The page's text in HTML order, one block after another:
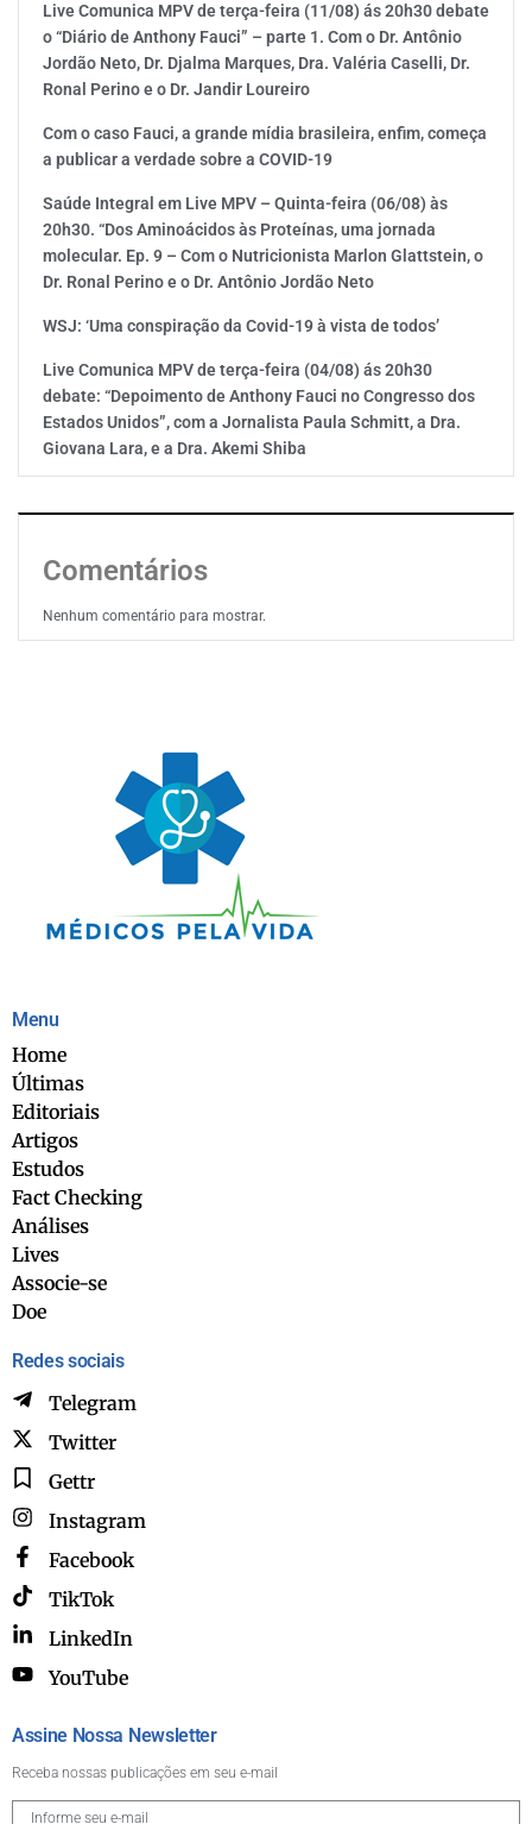
Live Comunica MPV de terça-feira (11/08) ás 20h30 debate
o “Diário de Anthony Fauci” – parte 1. Com o Dr. Antônio
Jordão Neto, Dr. Djalma Marques, Dra. Valéria Caselli, Dr.
Ronal Perino e o Dr. Jandir Loureiro
Com o caso Fauci, a grande mídia brasileira, enfim, começa
a publicar a verdade sobre a COVID-19
Saúde Integral em Live MPV – Quinta-feira (06/08) às
20h30. “Dos Aminoácidos às Proteínas, uma jornada
molecular. Ep. 9 – Com o Nutricionista Marlon Glattstein, o
Dr. Ronal Perino e o Dr. Antônio Jordão Neto
WSJ: ‘Uma conspiração da Covid-19 à vista de todos’
Live Comunica MPV de terça-feira (04/08) ás 20h30
debate: “Depoimento de Anthony Fauci no Congresso dos
Estados Unidos”, com a Jornalista Paula Schmitt, a Dra.
Giovana Lara, e a Dra. Akemi Shiba
Comentários
Nenhum comentário para mostrar.
Menu
Home
Últimas
Editoriais
Artigos
Estudos
Fact Checking
Análises
Lives
Associe-se
Doe
Redes sociais
Telegram
Twitter
Gettr
Instagram
Facebook
TikTok
LinkedIn
YouTube
Assine Nossa Newsletter
Receba nossas publicações em seu e-mail